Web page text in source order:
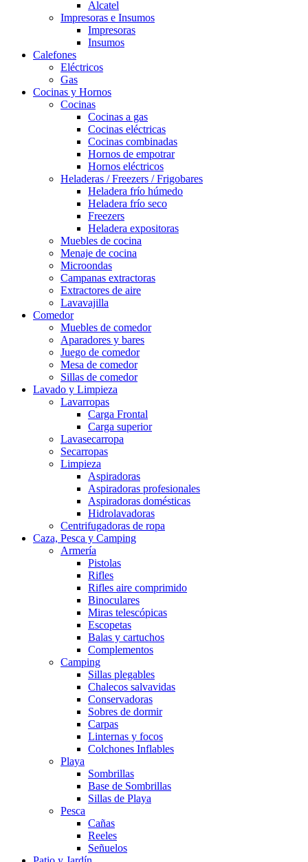
Alcatel
Impresoras e Insumos
Impresoras
Insumos
Calefones
Eléctricos
Gas
Cocinas y Hornos
Cocinas
Cocinas a gas
Cocinas eléctricas
Cocinas combinadas
Hornos de empotrar
Hornos eléctricos
Heladeras / Freezers / Frigobares
Heladera frío húmedo
Heladera frío seco
Freezers
Heladera expositoras
Muebles de cocina
Menaje de cocina
Microondas
Campanas extractoras
Extractores de aire
Lavavajilla
Comedor
Muebles de comedor
Aparadores y bares
Juego de comedor
Mesa de comedor
Sillas de comedor
Lavado y Limpieza
Lavarropas
Carga Frontal
Carga superior
Lavasecarropa
Secarropas
Limpieza
Aspiradoras
Aspiradoras profesionales
Aspiradoras domésticas
Hidrolavadoras
Centrifugadoras de ropa
Caza, Pesca y Camping
Armería
Pistolas
Rifles
Rifles aire comprimido
Binoculares
Miras telescópicas
Escopetas
Balas y cartuchos
Complementos
Camping
Sillas plegables
Chalecos salvavidas
Conservadoras
Sobres de dormir
Carpas
Linternas y focos
Colchones Inflables
Playa
Sombrillas
Base de Sombrillas
Sillas de Playa
Pesca
Cañas
Reeles
Señuelos